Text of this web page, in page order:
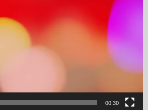
00:30